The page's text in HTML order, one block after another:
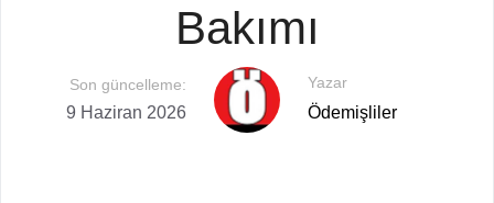
Bakımı
Son güncelleme:
9 Haziran 2026
Yazar
Ödemişliler